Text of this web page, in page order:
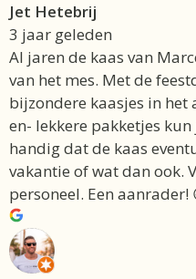
Jet Hetebrij
3 jaar geleden
Al jaren de kaas van
van het mes. Met de
bijzondere kaasjes in het
en- lekkere pakketjes
handig dat de kaas
vakantie of wat dan ook.
personeel. Een aanrader!